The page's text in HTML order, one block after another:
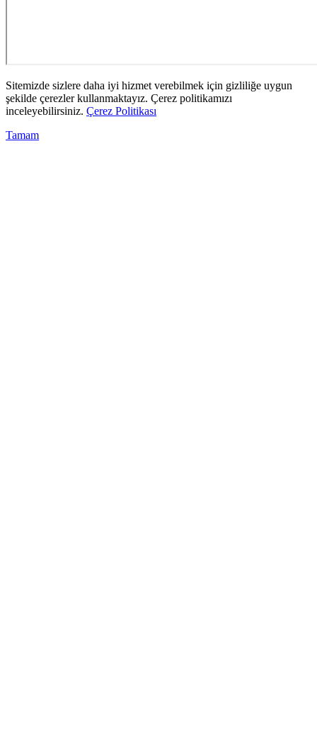
Sitemizde sizlere daha iyi hizmet verebilmek için gizliliğe uygun
şekilde çerezler kullanmaktayız. Çerez politikamızı
inceleyebilirsiniz. Çerez Politikası
Tamam